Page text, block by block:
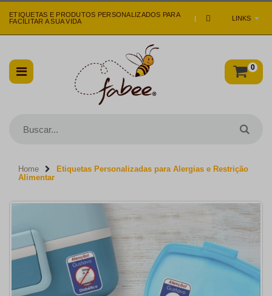
LINKS
ETIQUETAS E PRODUTOS PERSONALIZADOS PARA
FACILITAR A SUA VIDA
|
0
Home
Etiquetas Personalizadas para Alergias e Restrição
Alimentar